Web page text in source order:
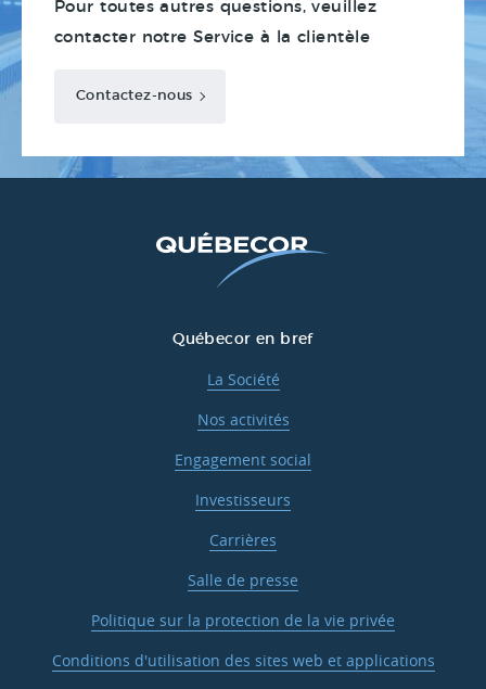
Pour toutes autres questions, veuillez
contacter notre Service à la clientèle
Contactez-nous
Québecor en bref
La Société
Nos activités
Engagement social
Investisseurs
Carrières
Salle de presse
Politique sur la protection de la vie privée
Conditions d'utilisation des sites web et applications